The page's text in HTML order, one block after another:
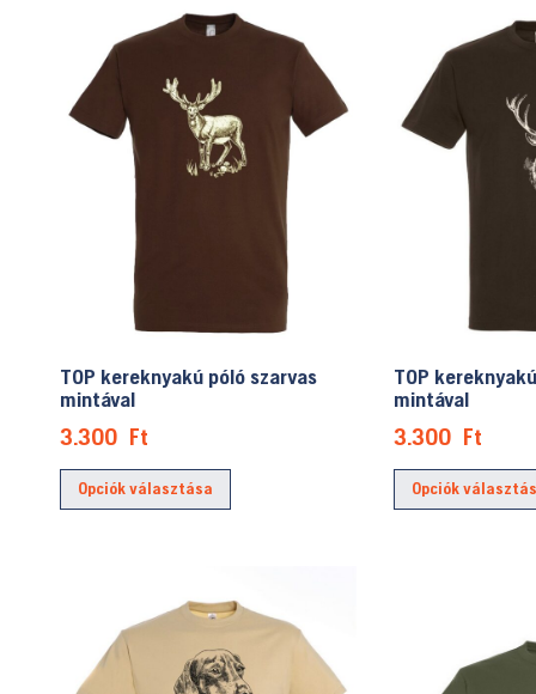
variációja
változatok
a
termékoldalon
TOP kereknyakú póló szarvas
mintával
3.300 Ft
Opciók választása
Ennek
van.
A
változatok
TOP
mintával
3.300 Ft
Opciók